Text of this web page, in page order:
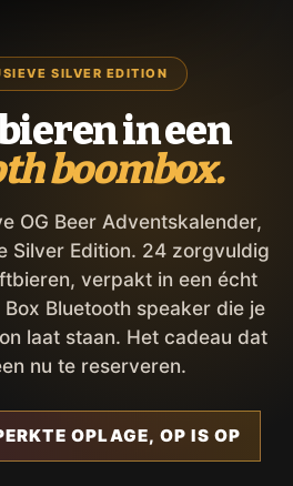
SILVER EDITION
in een
boombox.
OG Beer Adventskalender,
Silver Edition. 24 zorgvuldig
verpakt in een écht
Bluetooth speaker die je
laat staan. Het cadeau dat
nu te reserveren.
OPLAGE, OP IS OP